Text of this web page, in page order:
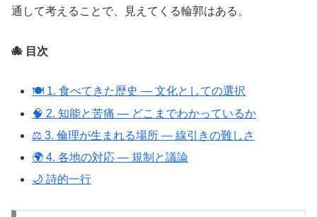
通して考えることで、見えてくる輪郭はある。
🐙 目次
🍽️ 1. 食べてきた歴史 ― 文化としての選択
🧠 2. 知能と苦痛 ― どこまでわかっているか
⚖️ 3. 倫理が生まれる場所 ― 線引きの難しさ
🌍 4. 各地の対応 ― 規制と議論
🌙 詩的一行